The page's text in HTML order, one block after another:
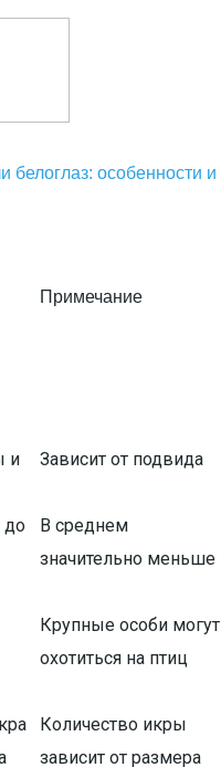
белоглаз: особенности и
Примечание
и
Зависит от подвида
до
В среднем
значительно меньше
Крупные особи могут
охотиться на птиц
Количество икры
зависит от размера